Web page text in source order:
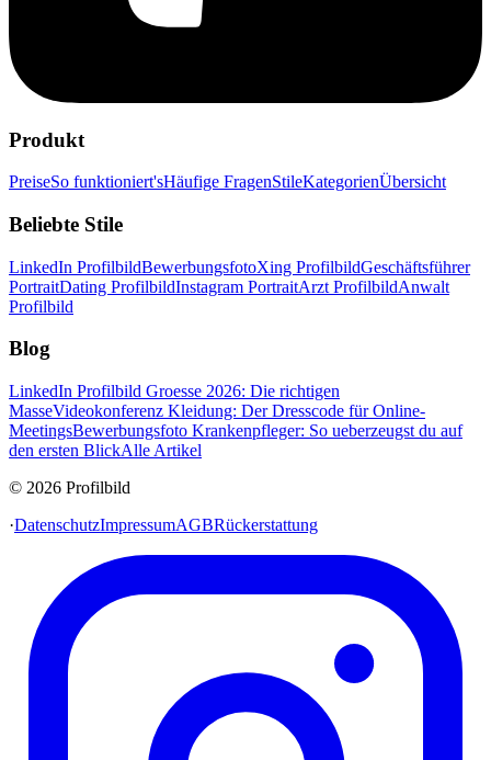
Produkt
PreiseSo funktioniert'sHäufige FragenStileKategorienÜbersicht
Beliebte Stile
LinkedIn ProfilbildBewerbungsfotoXing ProfilbildGeschäftsführer
PortraitDating ProfilbildInstagram PortraitArzt ProfilbildAnwalt
Profilbild
Blog
LinkedIn Profilbild Groesse 2026: Die richtigen
MasseVideokonferenz Kleidung: Der Dresscode für Online-
MeetingsBewerbungsfoto Krankenpfleger: So ueberzeugst du auf
den ersten BlickAlle Artikel
© 2026 Profilbild
·DatenschutzImpressumAGBRückerstattung